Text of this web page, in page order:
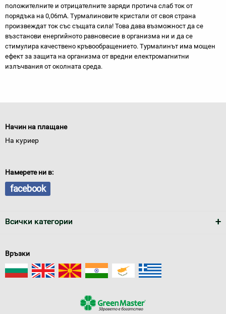
положителните и отрицателните заряди протича слаб ток от
порядъка на 0,06mA. Турмалиновите кристали от своя страна
произвеждат ток със същата сила! Това дава възможност да се
възстанови енергийното равновесие в организма ни и да се
стимулира качествено кръвообращението. Турмалинът има мощен
ефект за защита на организма от вредни електромагнитни
излъчвания от околната среда.
Начин на плащане
На куриер
Намерете ни в:
facebook
Всички категории
Връзки